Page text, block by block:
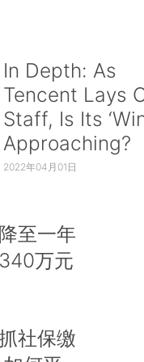
In Depth: As
Tencent Lays
Staff, Is Its
Approaching?
2022年04月01日
至一年
万元
社保缴